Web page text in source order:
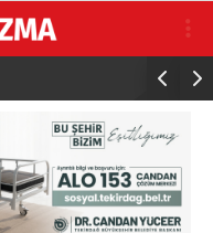
vefa programı